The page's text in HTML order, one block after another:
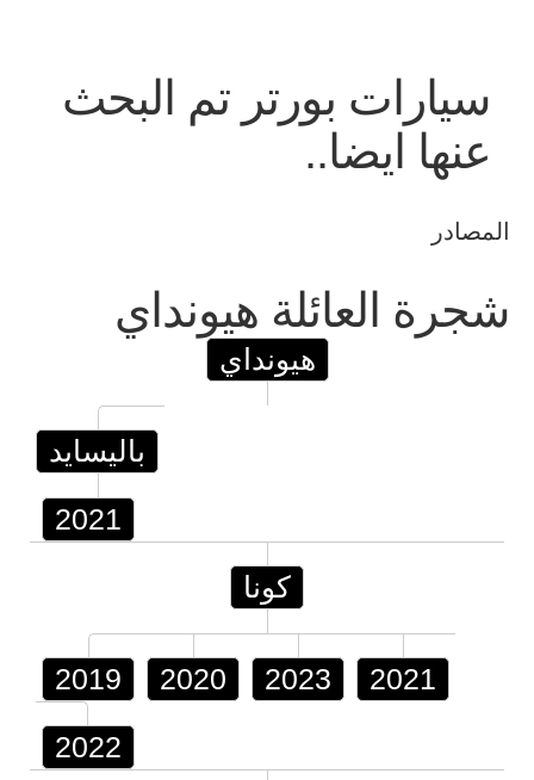
سيارات بورتر تم البحث
عنها ايضا..
المصادر
شجرة العائلة هيونداي
هيونداي
باليسايد
2021
كونا
2019 2020 2023 2021
2022